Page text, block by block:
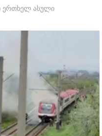
ერთხელ ასული